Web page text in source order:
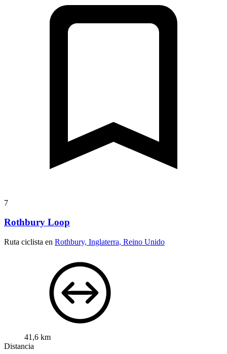
7
Rothbury Loop
Ruta ciclista en Rothbury, Inglaterra, Reino Unido
41,6 km
Distancia